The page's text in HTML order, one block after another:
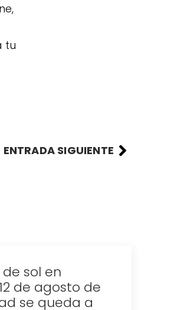
tu
ENTRADA SIGUIENTE
San Juan en